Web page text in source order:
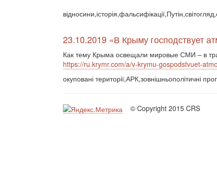
23.10.2019 «В Крыму господствует
Как тему Крыма освещали мировые СМИ – в
https://ru.krymr.com/a/v-krymu-gospodstvuet-
окуповані території,АРК,зовнішньополітичні
© Copyright 2015 CRS